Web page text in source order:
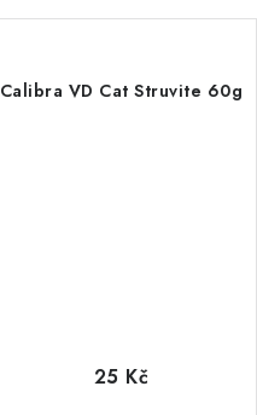
Calibra VD Cat Struvite 60g
25 Kč